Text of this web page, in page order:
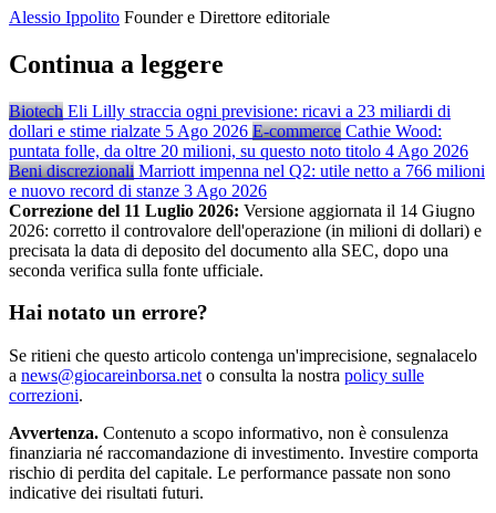
Alessio Ippolito Founder e Direttore editoriale
Continua a leggere
Biotech Eli Lilly straccia ogni previsione: ricavi a 23 miliardi di
dollari e stime rialzate 5 Ago 2026 E-commerce Cathie Wood:
puntata folle, da oltre 20 milioni, su questo noto titolo 4 Ago 2026
Beni discrezionali Marriott impenna nel Q2: utile netto a 766 milioni
e nuovo record di stanze 3 Ago 2026
Correzione del 11 Luglio 2026: Versione aggiornata il 14 Giugno
2026: corretto il controvalore dell'operazione (in milioni di dollari) e
precisata la data di deposito del documento alla SEC, dopo una
seconda verifica sulla fonte ufficiale.
Hai notato un errore?
Se ritieni che questo articolo contenga un'imprecisione, segnalacelo
a news@giocareinborsa.net o consulta la nostra policy sulle
correzioni.
Avvertenza. Contenuto a scopo informativo, non è consulenza
finanziaria né raccomandazione di investimento. Investire comporta
rischio di perdita del capitale. Le performance passate non sono
indicative dei risultati futuri.